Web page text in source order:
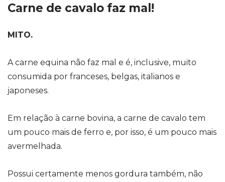
Carne de cavalo faz mal!
MITO.
A carne equina não faz mal e é, inclusive, muito
consumida por franceses, belgas, italianos e
japoneses.
Em relação à carne bovina, a carne de cavalo tem
um pouco mais de ferro e, por isso, é um pouco mais
avermelhada.
Possui certamente menos gordura também, não